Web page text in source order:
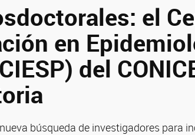
el
en
del
búsqueda de investigadores para